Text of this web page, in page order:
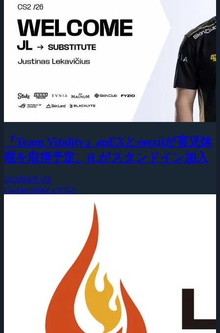
『Team Vitality』apEXとmeziiが育児休
暇を取得予定、jLがスタンドイン加入
2026年8月5日
Counter-Strike 2 (CS2)